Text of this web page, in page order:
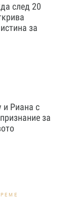
след 20
за
и Риана с
за